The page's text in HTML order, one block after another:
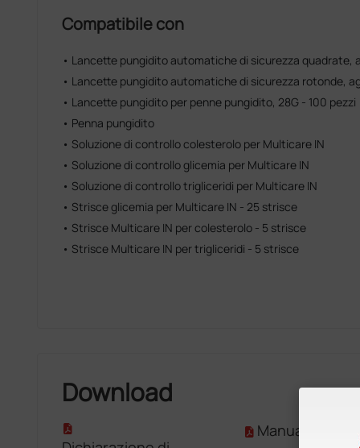
Compatibile con
• Lancette pungidito automatiche di sicurezza quadrate,
• Lancette pungidito automatiche di sicurezza rotonde,
• Lancette pungidito per penne pungidito, 28G - 100 pezzi
• Penna pungidito
• Soluzione di controllo colesterolo per Multicare IN
• Soluzione di controllo glicemia per Multicare IN
• Soluzione di controllo trigliceridi per Multicare IN
• Strisce glicemia per Multicare IN - 25 strisce
• Strisce Multicare IN per colesterolo - 5 strisce
• Strisce Multicare IN per trigliceridi - 5 strisce
Download
Manuale D'Uso